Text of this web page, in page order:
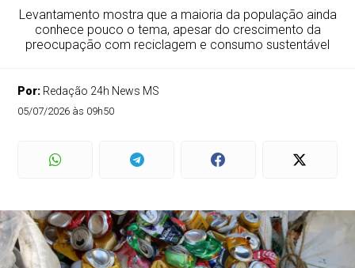
Levantamento mostra que a maioria da população ainda
conhece pouco o tema, apesar do crescimento da
preocupação com reciclagem e consumo sustentável
Por: Redação 24h News MS
05/07/2026 às 09h50